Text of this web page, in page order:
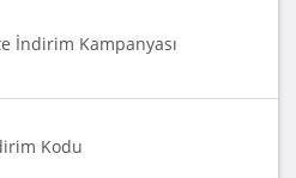
İndirim Kampanyası
Kodu